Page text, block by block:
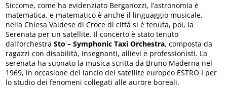
Siccome, come ha evidenziato Berganozzi, l’astronomia è
matematica, e matematico è anche il linguaggio musicale,
nella Chiesa Valdese di Croce di città si è tenuta, poi, la
Serenata per un satellite. Il concerto è stato tenuto
dall’orchestraSto – Symphonic Taxi Orchestra, composta da
ragazzi con disabilità, insegnanti, allievi e professionisti. La
serenata ha suonato la musica scritta da Bruno Maderna nel
1969, in occasione del lancio del satellite europeo ESTRO I per
lo studio dei fenomeni collegati alle aurore boreali.